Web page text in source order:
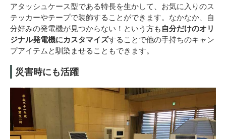
アタッシュケース型である特長を生かして、お気に入りのス
テッカーやテープで装飾することができます。なかなか、自
分好みの発電機が見つからない！という方も 自分だけのオリ
ジナル発電機にカスタマイズすることで他の手持ちのキャン
プアイテムと馴染ませることもできます。
災害時にも活躍